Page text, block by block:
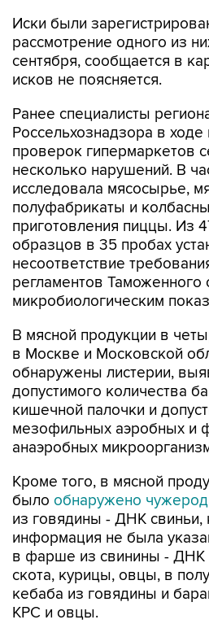
Иски были
рассмотрение одного из
сентября, сообщается в
исков не поясняется.
Ранее специалисты
Россельхознадзора в
проверок гипермаркетов
несколько нарушений. В
исследовала мясосырье,
полуфабрикаты и
приготовления пиццы. Из
образцов в 35 пробах
несоответствие
регламентов Таможенного
микробиологическим
В мясной продукции в
в Москве и Московской
обнаружены листерии,
допустимого количества
кишечной палочки и
мезофильных аэробных и
анаэробных
Кроме того, в мясной
было обнаружено
из говядины - ДНК свиньи,
информация не была
в фарше из свинины - ДНК
скота, курицы, овцы, в
кебаба из говядины и
КРС и овцы.